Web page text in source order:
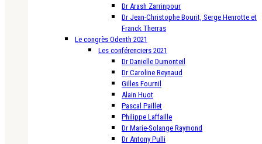
Dr Arash Zarrinpour
Dr Jean-Christophe Bourit, Serge Henrotte et
Franck Therras
Le congrès Odenth 2021
Les conférenciers 2021
Dr Danielle Dumonteil
Dr Caroline Reynaud
Gilles Fournil
Alain Huot
Pascal Paillet
Philippe Laffaille
Dr Marie-Solange Raymond
Dr Antony Pulli